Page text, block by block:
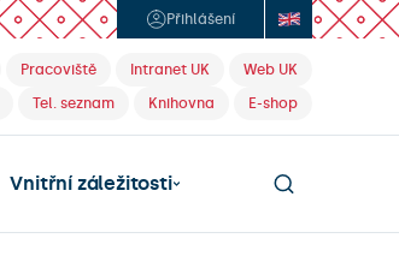
Přihlášení
Pracoviště Intranet UK
Web UK
Tel. seznam Knihovna E-shop
Vnitřní záležitosti